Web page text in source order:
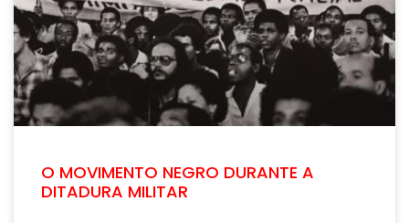
O MOVIMENTO NEGRO DURANTE A
DITADURA MILITAR